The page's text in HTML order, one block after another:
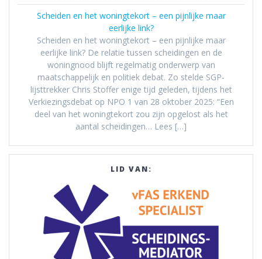
Scheiden en het woningtekort – een pijnlijke maar
eerlijke link?
Scheiden en het woningtekort – een pijnlijke maar
eerlijke link? De relatie tussen scheidingen en de
woningnood blijft regelmatig onderwerp van
maatschappelijk en politiek debat. Zo stelde SGP-
lijsttrekker Chris Stoffer enige tijd geleden, tijdens het
Verkiezingsdebat op NPO 1 van 28 oktober 2025: “Een
deel van het woningtekort zou zijn opgelost als het
aantal scheidingen… Lees […]
LID VAN: